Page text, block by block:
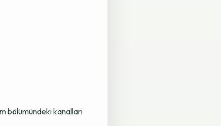
bölümündeki kanalları